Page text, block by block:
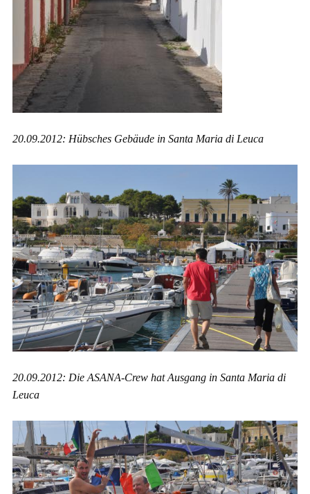
20.09.2012: Hübsches Gebäude in Santa Maria di Leuca
20.09.2012: Die ASANA-Crew hat Ausgang in Santa Maria di
Leuca